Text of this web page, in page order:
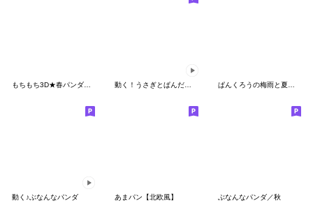
ぱんくろうの梅雨と夏（エネルギー低め）
動く♪ぶなんなパンダ あまパン【北欧風】 ぶなんなパンダ／秋